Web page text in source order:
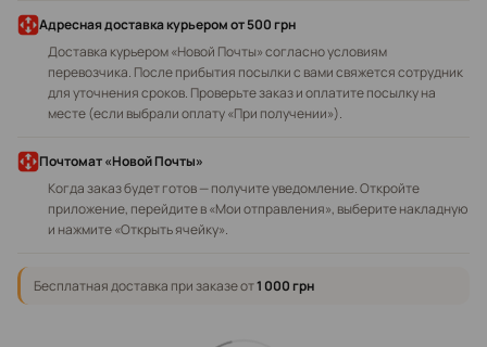
Адресная доставка курьеромот 500 грн
Доставка курьером «Новой Почты» согласно условиям
перевозчика. После прибытия посылки с вами свяжется сотрудник
для уточнения сроков. Проверьте заказ и оплатите посылку на
месте (если выбрали оплату «При получении»).
Почтомат «Новой Почты»
Когда заказ будет готов — получите уведомление. Откройте
приложение, перейдите в «Мои отправления», выберите накладную
и нажмите «Открыть ячейку».
Бесплатная доставка при заказе от1 000 грн